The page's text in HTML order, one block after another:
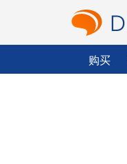
购买